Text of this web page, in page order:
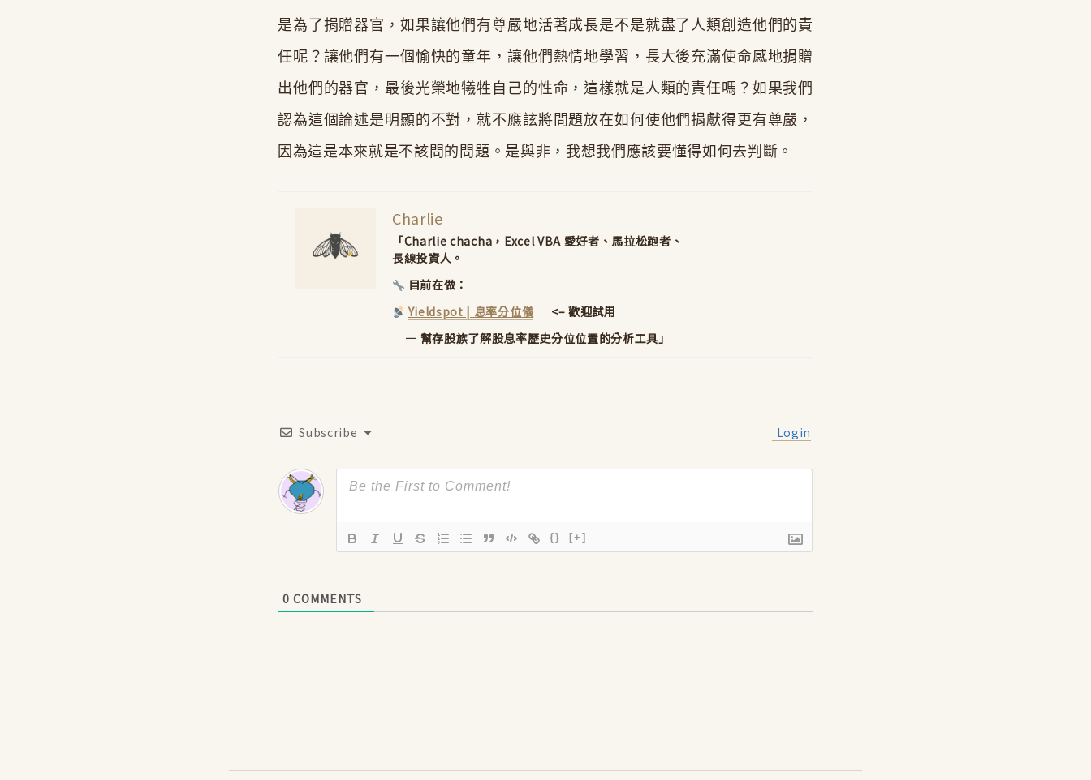
是為了捐贈器官，如果讓他們有尊嚴地活著成長是不是就盡了人類創造他們的責
任呢？讓他們有一個愉快的童年，讓他們熱情地學習，長大後充滿使命感地捐贈
出他們的器官，最後光榮地犧牲自己的性命，這樣就是人類的責任嗎？如果我們
認為這個論述是明顯的不對，就不應詃將問題放在如何使他們捐獻得更有尊嚴，
因為這是本來就是不該問的問題。是與非，我想我們應該要懂得如何去判斷。
Charlie
「Charlie chacha，Excel VBA 愛好者、馬拉松跑者、
長線投資人。
目前在做：
Yieldspot | 息率分位儀 <– 歡迎試用
— 幫存股族了解股息率歷史分位位置的分析工具」
Subscribe Login
{} [+]
0 COMMENTS